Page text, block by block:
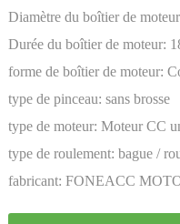
Diamètre du boîtier de
Durée du boîtier de moteur:
forme de boîtier de moteur:
type de pinceau: sans brosse
type de moteur: Moteur CC
type de roulement: bague /
fabricant: FONEACC